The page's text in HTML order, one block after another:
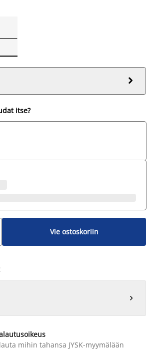

itse?
Vie ostoskoriin

mihin tahansa JYSK-myymälään